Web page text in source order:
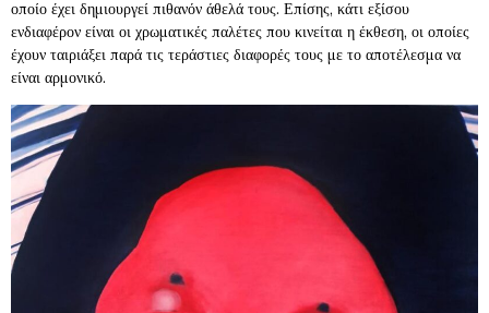
οποίο έχει δημιουργεί πιθανόν άθελά τους. Επίσης, κάτι εξίσου
ενδιαφέρον είναι οι χρωματικές παλέτες που κινείται η έκθεση, οι οποίες
έχουν ταιριάξει παρά τις τεράστιες διαφορές τους με το αποτέλεσμα να
είναι αρμονικό.